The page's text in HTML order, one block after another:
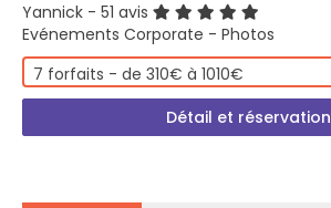
Yannick - 51 avis
Evénements Corporate - Photos
7 forfaits - de 310€ à 1010€
Détail et réservation